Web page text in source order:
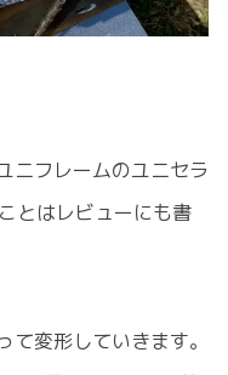
ニフレームのユニセラ
とはレビューにも書
変形していきます。